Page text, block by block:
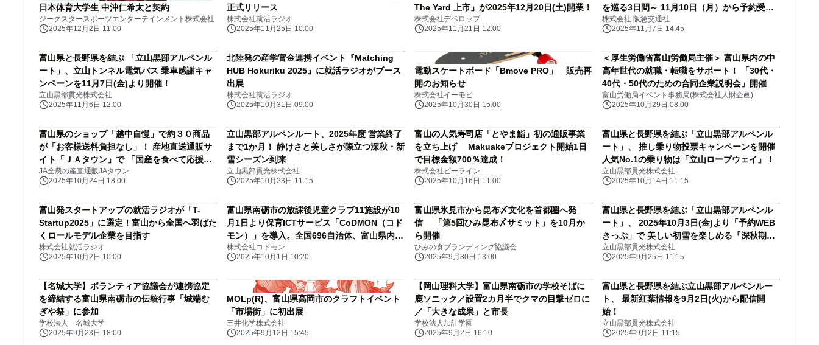
日本体育大学生 中沖仁希太と契約
ジークスタースポーツエンターテインメント株式会社
2025年12月2日 11:00
正式リリース
株式会社就活ラジオ
2025年11月25日 10:00
The Yard 上市」が2025年12月20日(土)開業！
株式会社デベロップ
2025年11月21日 12:00
を巡る3日間～ 11月10日（月）から予約受付
開始
株式会社 阪急交通社
2025年11月7日 14:45
富山県と長野県を結ぶ 「立山黒部アルペンル
ート」、立山トンネル電気バス 乗車感謝キャ
ンペーンを11月7日(金)より開催！
立山黒部貫光株式会社
2025年11月6日 12:00
北陸発の産学官金連携イベント『Matching
HUB Hokuriku 2025』に就活ラジオがブース
出展
株式会社就活ラジオ
2025年10月31日 09:00
電動スケートボード「Bmove PRO」 販売再
開のお知らせ
株式会社イーモビ
2025年10月30日 15:00
＜厚生労働省富山労働局主催＞ 富山県内の中
高年世代の就職・転職をサポート！ 「30代・
40代・50代のための合同企業説明会」開催
富山労働局イベント事務局(株式会社人財企画)
2025年10月29日 08:00
富山県のショップ「越中自慢」で約３０商品
が「お客様送料負担なし」！ 産地直送通販サ
イト「ＪＡタウン」で 「国産を食べて応援キ
ャンペーン」開催中！
JA全農の産直通販JAタウン
2025年10月24日 18:00
立山黒部アルペンルート、2025年度 営業終了
まで1か月！ 静けさと美しさが際立つ深秋・新
雪シーズン到来
立山黒部貫光株式会社
2025年10月23日 11:15
富山の人気寿司店「とやま鮨」初の通販事業
を立ち上げ Makuakeプロジェクト開始1日
で目標金額700％達成！
株式会社ビーライン
2025年10月16日 11:00
富山県と長野県を結ぶ「立山黒部アルペンル
ート」、 推し乗り物投票キャンペーンを開催
人気No.1の乗り物は「立山ロープウェイ」！
立山黒部貫光株式会社
2025年10月14日 11:15
富山発スタートアップの就活ラジオが「T-
Startup2025」に選定！富山から全国へ羽ばた
くロールモデル企業を目指す
株式会社就活ラジオ
2025年10月2日 10:00
富山県南砺市の放課後児童クラブ11施設が10
月1日より保育ICTサービス「CoDMON（コド
モン）」を導入。全国696自治体、富山県内で
は計7自治体に普及
株式会社コドモン
2025年10月1日 10:20
富山県氷見市から昆布〆文化を首都圏へ発
信 「第5回ひみ昆布〆サミット」を10月か
ら開催
ひみの食ブランディング協議会
2025年9月30日 13:00
富山県と長野県を結ぶ「立山黒部アルペンル
ート」、 2025年10月3日(金)より「予約WEB
きっぷ」で 美しい初雪を楽しめる『深秋期利
用分』の販売を開始
立山黒部貫光株式会社
2025年9月25日 11:15
【名城大学】ボランティア協議会が連携協定
を締結する富山県南砺市の伝統行事「城端む
ぎや祭」に参加
学校法人 名城大学
2025年9月23日 18:00
MOLp(R)、富山県高岡市のクラフトイベント
「市場街」に初出展
三井化学株式会社
2025年9月12日 15:45
【岡山理科大学】富山県南砺市の学校そばに
鹿ソニック／設置2カ月半でクマの目撃ゼロに
／「大きな成果」と市長
学校法人加計学園
2025年9月2日 16:10
富山県と長野県を結ぶ立山黒部アルペンルー
ト、 最新紅葉情報を9月2日(火)から配信開
始！
立山黒部貫光株式会社
2025年9月2日 11:15